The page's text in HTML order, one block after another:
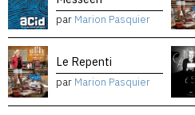
par Marion Pasquier
Le Repenti
par Marion Pasquier